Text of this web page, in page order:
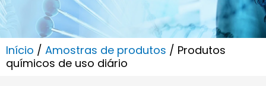
Início / Amostras de produtos / Produtos
químicos de uso diário